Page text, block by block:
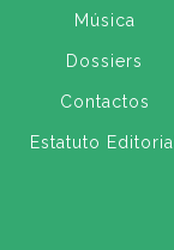
Música
Dossiers
Contactos
Estatuto Editorial